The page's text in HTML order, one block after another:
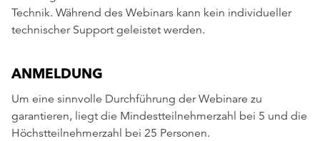
Technik. Während des Webinars kann kein individueller
technischer Support geleistet werden.
ANMELDUNG
Um eine sinnvolle Durchführung der Webinare zu
garantieren, liegt die Mindestteilnehmerzahl bei 5 und die
Höchstteilnehmerzahl bei 25 Personen.